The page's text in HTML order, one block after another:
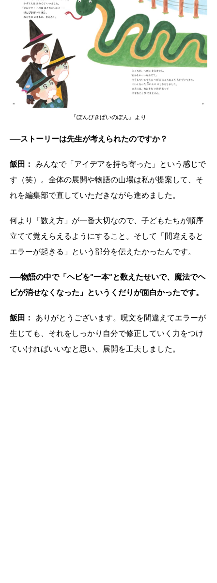
『ぽんぴきぱいのぽん』より
──ストーリーは先生が考えられたのですか？
飯田： みんなで「アイデアを持ち寄った」という感じで
す（笑）。全体の展開や物語の山場は私が提案して、そ
れを編集部で直していただきながら進めました。
何より「数え方」が一番大切なので、子どもたちが順序
立てて覚えらえるようにすること。そして「間違えると
エラーが起きる」という部分を伝えたかったんです。
──物語の中で「ヘビを“一本“と数えたせいで、魔法でヘ
ビが消せなくなった」というくだりが面白かったです。
飯田： ありがとうございます。呪文を間違えてエラーが
生じても、それをしっかり自分で修正していく力をつけ
ていければいいなと思い、展開を工夫しました。